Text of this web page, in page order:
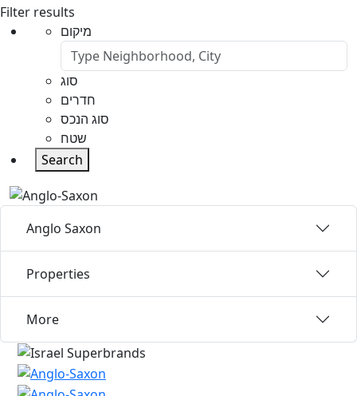
Filter results
מיקום
סוג
חדרים
סוג הנכס
שטח
Search
Anglo Saxon
Properties
More